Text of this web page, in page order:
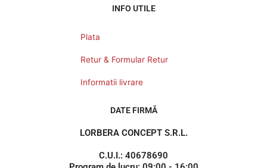
INFO UTILE
Plata
Retur & Formular Retur
Informatii livrare
DATE FIRMĂ
LORBERA CONCEPT S.R.L.
C.U.I.: 40678690